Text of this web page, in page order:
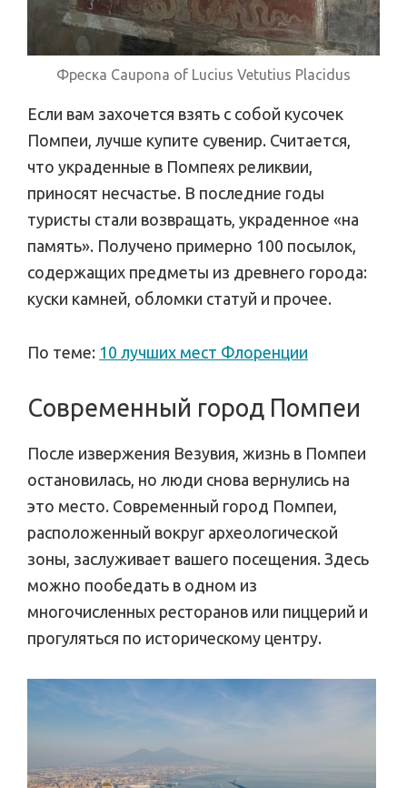
Фреска Caupona of Lucius Vetutius Placidus
Если вам захочется взять с собой кусочек
Помпеи, лучше купите сувенир. Считается,
что украденные в Помпеях реликвии,
приносят несчастье. В последние годы
туристы стали возвращать, украденное «на
память». Получено примерно 100 посылок,
содержащих предметы из древнего города:
куски камней, обломки статуй и прочее.
По теме: 10 лучших мест Флоренции
Современный город Помпеи
После извержения Везувия, жизнь в Помпеи
остановилась, но люди снова вернулись на
это место. Современный город Помпеи,
расположенный вокруг археологической
зоны, заслуживает вашего посещения. Здесь
можно пообедать в одном из
многочисленных ресторанов или пиццерий и
прогуляться по историческому центру.